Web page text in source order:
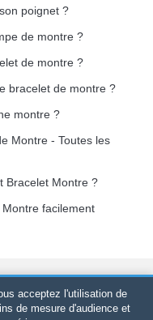
poignet ?
de montre ?
de montre ?
bracelet de montre ?
montre ?
Montre - Toutes les
Bracelet Montre ?
facilement
droits réservés-SIRET
: BP 20075 - 31121
acceptez l'utilisation de
de mesure d'audience et